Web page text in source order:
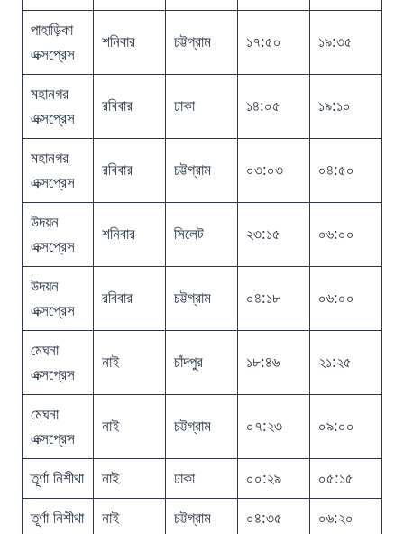
পাহাড়িকা
এক্সপ্রেস
শনিবার চট্টগ্রাম ১৭:৫০ ১৯:৩৫
মহানগর
এক্সপ্রেস
রবিবার ঢাকা ১৪:০৫ ১৯:১০
মহানগর
এক্সপ্রেস
রবিবার চট্টগ্রাম ০৩:০৩ ০৪:৫০
উদয়ন
এক্সপ্রেস
শনিবার সিলেট ২৩:১৫ ০৬:০০
উদয়ন
এক্সপ্রেস
রবিবার চট্টগ্রাম ০৪:১৮ ০৬:০০
মেঘনা
এক্সপ্রেস
নাই চাঁদপুর ১৮:৪৬ ২১:২৫
মেঘনা
এক্সপ্রেস
নাই চট্টগ্রাম ০৭:২৩ ০৯:০০
তূর্ণা নিশীথা নাই ঢাকা ০০:২৯ ০৫:১৫
তূর্ণা নিশীথা নাই চট্টগ্রাম ০৪:৩৫ ০৬:২০